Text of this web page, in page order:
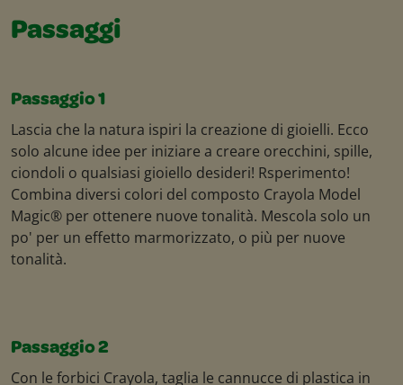
Passaggi
Passaggio 1
Lascia che la natura ispiri la creazione di gioielli. Ecco
solo alcune idee per iniziare a creare orecchini, spille,
ciondoli o qualsiasi gioiello desideri! Rsperimento!
Combina diversi colori del composto Crayola Model
Magic® per ottenere nuove tonalità. Mescola solo un
po' per un effetto marmorizzato, o più per nuove
tonalità.
Passaggio 2
Con le forbici Crayola, taglia le cannucce di plastica in